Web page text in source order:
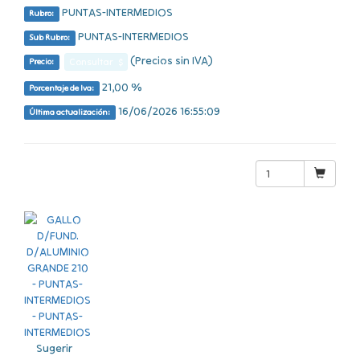
Rubro: PUNTAS-INTERMEDIOS
Sub Rubro: PUNTAS-INTERMEDIOS
Precio: (Precios sin IVA)
Porcentaje de Iva: 21,00 %
Última actualización: 16/06/2026 16:55:09
Sugerir